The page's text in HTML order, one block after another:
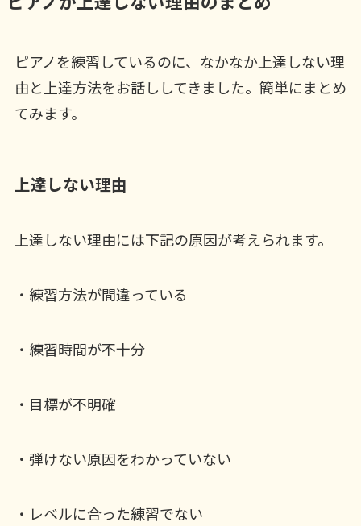
ピアノを練習しているのに、なかなか上達しない理
由と上達方法をお話ししてきました。簡単にまとめ
てみます。
上達しない理由
上達しない理由には下記の原因が考えられます。
・練習方法が間違っている
・練習時間が不十分
・目標が不明確
・弾けない原因をわかっていない
・レベルに合った練習でない